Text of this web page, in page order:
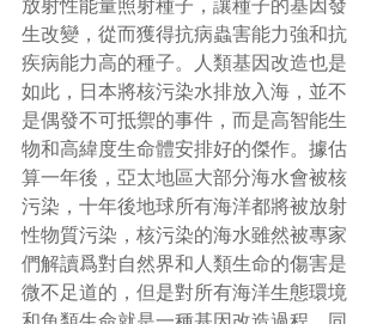
放射性能量照射種子，讓種子的基因發
生改變，從而獲得抗病蟲害能力強和抗
疾病能力高的種子。人類基因改造也是
如此，日本將核污染水排放入海，並不
是偶發不可抵禦的事件，而是高智能生
物和高緯度生命體安排好的傑作。據估
算一年後，亞太地區大部分海水會被核
污染，十年後地球所有海洋都將被放射
性物質污染，核污染的海水雖然被專家
們解讀爲對自然界和人類生命的傷害是
微不足道的，但是對所有海洋生態環境